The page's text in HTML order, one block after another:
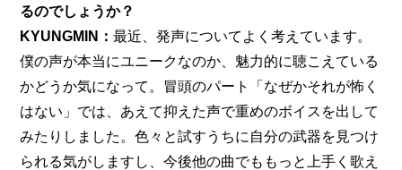
るのでしょうか？
KYUNGMIN：最近、発声についてよく考えています。
僕の声が本当にユニークなのか、魅力的に聴こえている
かどうか気になって。冒頭のパート「なぜかそれが怖く
はない」では、あえて抑えた声で重めのボイスを出して
みたりしました。色々と試すうちに自分の武器を見つけ
られる気がしますし、今後他の曲でももっと上手く歌え